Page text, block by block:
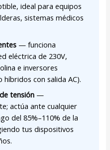
ideal para equipos
sistemas médicos
— funciona
eléctrica de 230V,
e inversores
con salida AC).
tensión —
actúa ante cualquier
del 85%–110% de la
tus dispositivos